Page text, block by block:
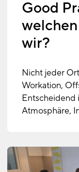
Good
wir?
Nicht jeder
Workation,
Entscheidend
Atmosphäre,